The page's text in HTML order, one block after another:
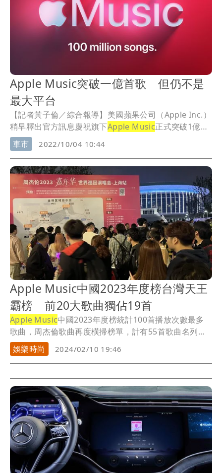
Apple Music突破一億首歌 但仍不是
最大平台
【記者黃子倫／綜合報導】美國蘋果公司（Apple Inc.）
稍早釋出官方訊息慶祝旗下Apple Music正式突破1億首
歌曲，不過，在串流音樂市場上，老大還是Spotify。
車市 2022/10/04 10:44
Apple Music中國2023年度榜台灣天王
霸榜 前20大歌曲獨佔19首
Apple Music中國2023年度榜統計100首播放次數最多
歌曲，周杰倫歌曲再度橫掃榜單，計有55首歌曲名列榜
上；「七里香」是播放次數最多歌曲，2021年起連續3年
摘下榜首。
娛樂時尚 2024/02/10 19:46